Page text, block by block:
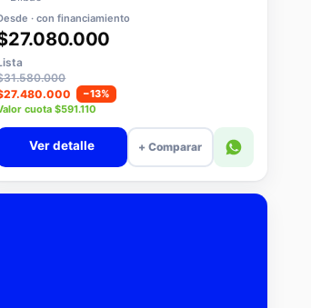
Bilbao
· con financiamiento
−13%
cuota $591.110
+ Comparar